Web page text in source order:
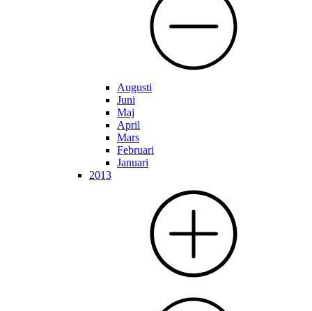
Augusti
Juni
Maj
April
Mars
Februari
Januari
2013